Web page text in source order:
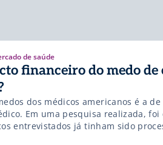
de saúde
financeiro do medo de
dos médicos americanos é a
Em uma pesquisa realizada, foi
entrevistados já tinham sido
O impacto deste medo é